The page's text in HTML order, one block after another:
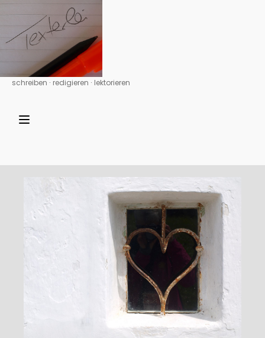
schreiben ∙ redigieren ∙ lektorieren